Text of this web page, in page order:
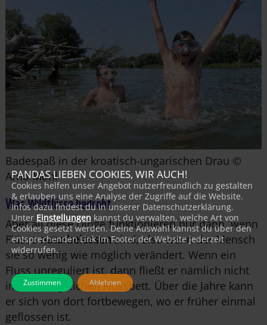
Badespaß in der kroatisch-ungarischen Drau ©
Arno Mohl
Was Wildflüsse bedroht
Aber all diese Dinge funktionieren nur dann, wenn
Flüssenaturbelassensind, also wenn der Mensch
sie so wenig wie möglich verändert. Wenn ein
Fluss unreguliert ist, dann fließt er nämlich nicht
immer im gleichen Flussbett. Über die Jahre kann
er sich von dort fortbewegen, wo er früher einmal
geflossen ist.
PANDAS LIEBEN COOKIES, WIR AUCH!
Cookies helfen unser Angebot nutzerfreundlich zu gestalten
& erlauben uns eine Analyse der Zugriffe auf die Website.
Infos dazu findest du in unserer Datenschutzerklärung.
Unter Einstellungen kannst du verwalten, welche Art von
Cookies gesetzt werden. Deine Auswahl kannst du über den
entsprechenden Link im Footer der Website jederzeit
widerrufen.
Zustimmen Ablehnen